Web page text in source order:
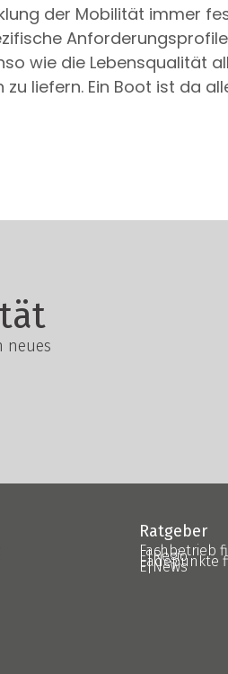
der Mobilität immer
wie die Lebensqualität
liefern. Ein Boot ist da
neues
Ratgeber
Fachbetrieb
E|Regio
Ladepunkte
E|News